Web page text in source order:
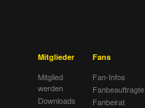
Mitglieder
Mitglied
werden
Downloads
Fans
Fan-Infos
Fanbeauftragte
Fanbeirat